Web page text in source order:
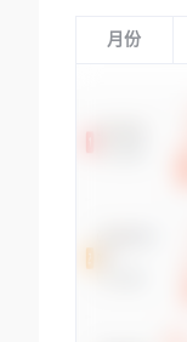
月份